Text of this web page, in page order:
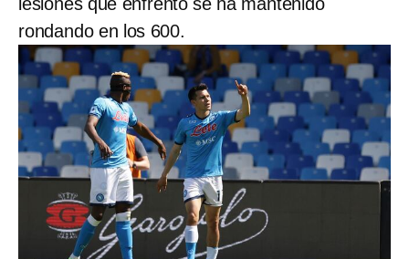
rondando en los 600.